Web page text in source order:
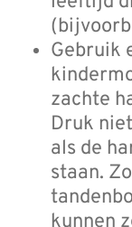
Gebruik
zachte
Druk
als de
staan.
kunnen